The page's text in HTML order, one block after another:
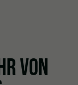
VON